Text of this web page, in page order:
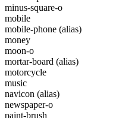
minus-square-o
mobile
mobile-phone (alias)
money
moon-o
mortar-board (alias)
motorcycle
music
navicon (alias)
newspaper-o
paint-brush